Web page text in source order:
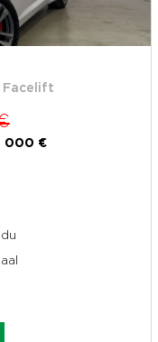
Facelift
000 €